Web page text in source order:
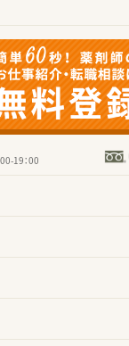
19：00